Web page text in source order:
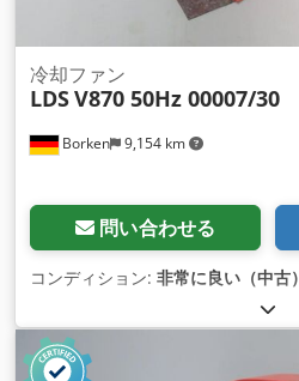
Borken 9,154 km
冷却ファン
LDSV870 50Hz 00007/30
問い合わせる
コンディション: 非常に良い（中古）